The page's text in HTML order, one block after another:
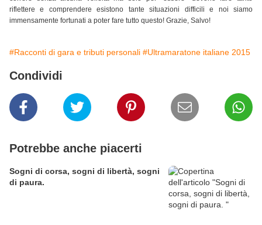
riflettere e comprendere esistono tante situazioni difficili e noi siamo
immensamente fortunati a poter fare tutto questo! Grazie, Salvo!
#Racconti di gara e tributi personali #Ultramaratone italiane 2015
Condividi
Potrebbe anche piacerti
Sogni di corsa, sogni di libertà, sogni
di paura.